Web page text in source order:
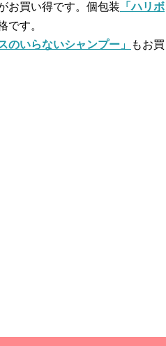
お買い得です。個包装 「ハリボ
です。
のいらないシャンプー」
もお買